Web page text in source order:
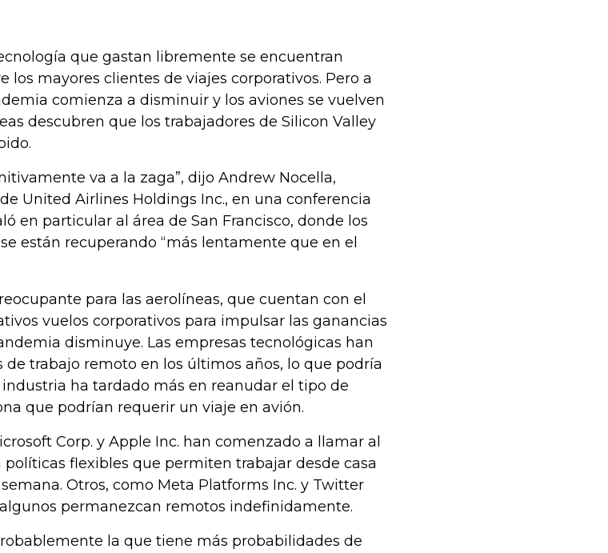
que gastan libremente se encuentran
los mayores clientes de viajes corporativos. Pero a
comienza a disminuir y los aviones se vuelven
descubren que los trabajadores de Silicon Valley
va a la zaga”, dijo Andrew Nocella,
United Airlines Holdings Inc., en una conferencia
en particular al área de San Francisco, donde los
están recuperando “más lentamente que en el
para las aerolíneas, que cuentan con el
vuelos corporativos para impulsar las ganancias
disminuye. Las empresas tecnológicas han
de trabajo remoto en los últimos años, lo que podría
ha tardado más en reanudar el tipo de
que podrían requerir un viaje en avión.
Corp. y Apple Inc. han comenzado a llamar al
políticas flexibles que permiten trabajar desde casa
Otros, como Meta Platforms Inc. y Twitter
permanezcan remotos indefinidamente.
la que tiene más probabilidades de